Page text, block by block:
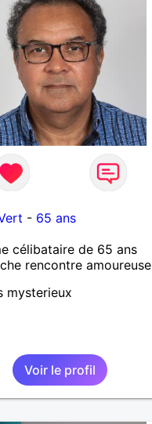
- 65 ans
célibataire de 65 ans
rencontre amoureuse
mysterieux
Voir le profil